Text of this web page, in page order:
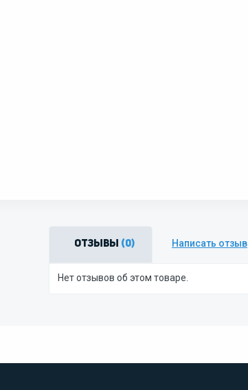
Отзывы (0) Написать отзыв
Нет отзывов об этом товаре.